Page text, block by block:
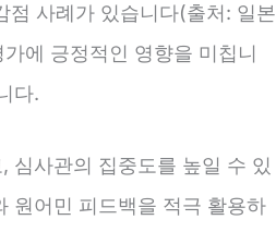
점 사례가 있습니다(출처: 일본
에 긍정적인 영향을 미칩니
다.
심사관의 집중도를 높일 수 있
원어민 피드백을 적극 활용하